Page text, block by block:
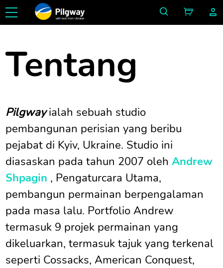
with love from Ukraine
Tentang
Pilgwayialah sebuah studio
pembangunan perisian yang beribu
pejabat di Kyiv, Ukraine. Studio ini
diasaskan pada tahun 2007 olehAndrew
Shpagin , Pengaturcara Utama,
pembangun permainan berpengalaman
pada masa lalu. Portfolio Andrew
termasuk 9 projek permainan yang
dikeluarkan, termasuk tajuk yang terkenal
seperti Cossacks, American Conquest,